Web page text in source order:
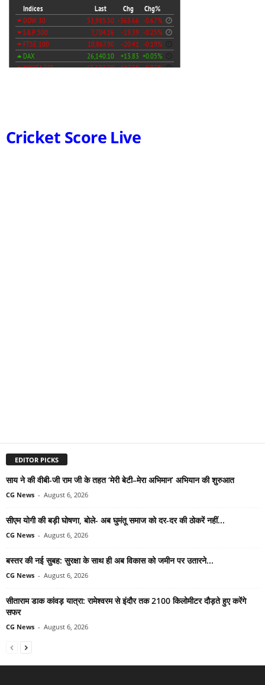
Cricket Score Live
EDITOR PICKS
साय ने की वीबी-जी राम जी के तहत ‘मेरी बेटी–मेरा अभिमान’ अभियान की शुरुआत
CG News - August 6, 2026
सीएम योगी की बड़ी घोषणा, बोले- अब घुमंतू समाज को दर-दर की ठोकरें नहीं...
CG News - August 6, 2026
बस्तर की नई सुबह: सुरक्षा के साथ ही अब विकास को जमीन पर उतारने...
CG News - August 6, 2026
सीताराम डाक कांवड़ यात्रा: रामेश्वरम से इंदौर तक 2100 किलोमीटर दौड़ते हुए करेंगे
सफर
CG News - August 6, 2026